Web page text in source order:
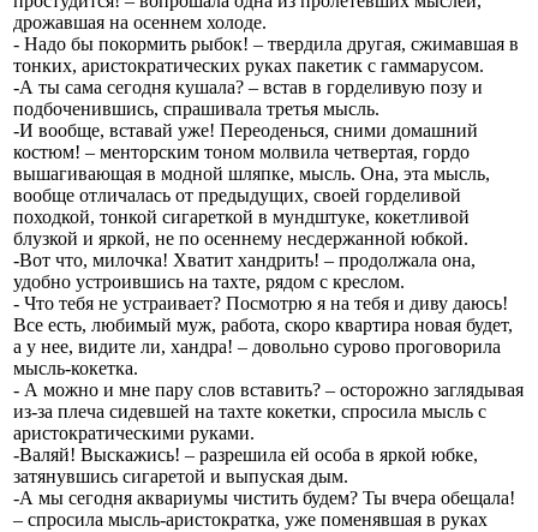
дрожавшая на осеннем холоде.
- Надо бы покормить рыбок! – твердила другая, сжимавшая в
тонких, аристократических руках пакетик с гаммарусом.
-А ты сама сегодня кушала? – встав в горделивую позу и
подбоченившись, спрашивала третья мысль.
-И вообще, вставай уже! Переоденься, сними домашний
костюм! – менторским тоном молвила четвертая, гордо
вышагивающая в модной шляпке, мысль. Она, эта мысль,
вообще отличалась от предыдущих, своей горделивой
походкой, тонкой сигареткой в мундштуке, кокетливой
блузкой и яркой, не по осеннему несдержанной юбкой.
-Вот что, милочка! Хватит хандрить! – продолжала она,
удобно устроившись на тахте, рядом с креслом.
- Что тебя не устраивает? Посмотрю я на тебя и диву даюсь!
Все есть, любимый муж, работа, скоро квартира новая будет,
а у нее, видите ли, хандра! – довольно сурово проговорила
мысль-кокетка.
- А можно и мне пару слов вставить? – осторожно заглядывая
из-за плеча сидевшей на тахте кокетки, спросила мысль с
аристократическими руками.
-Валяй! Выскажись! – разрешила ей особа в яркой юбке,
затянувшись сигаретой и выпуская дым.
-А мы сегодня аквариумы чистить будем? Ты вчера обещала!
– спросила мысль-аристократка, уже поменявшая в руках